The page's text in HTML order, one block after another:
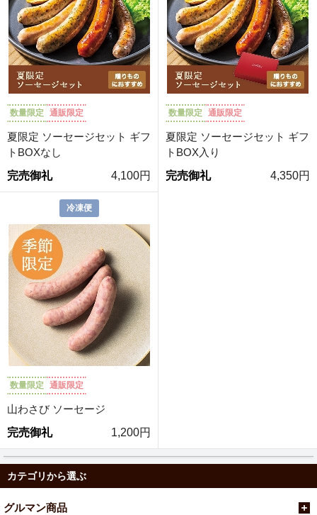
数量限定 通販限定
夏限定 ソーセージセット ギフ
トBOXなし
完売御礼
4,100円
数量限定 通販限定
夏限定 ソーセージセット ギフ
トBOX入り
完売御礼
4,350円
冷凍便
数量限定 通販限定
山わさび ソーセージ
完売御礼
1,200円
カテゴリから選ぶ
グルマン商品